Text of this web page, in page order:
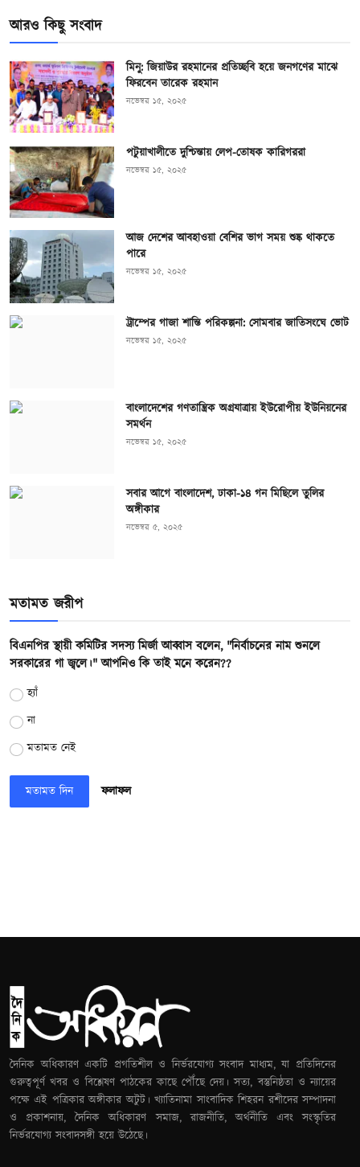
আরও কিছু সংবাদ
মিনু: জিয়াউর রহমানের প্রতিচ্ছবি হয়ে জনগণের মাঝে
ফিরবেন তারেক রহমান
নভেম্বর ১৫, ২০২৫
পটুয়াখালীতে দুশ্চিন্তায় লেপ-তোষক কারিগররা
নভেম্বর ১৫, ২০২৫
আজ দেশের আবহাওয়া বেশির ভাগ সময় শুষ্ক থাকতে
পারে
নভেম্বর ১৫, ২০২৫
ট্রাম্পের গাজা শান্তি পরিকল্পনা: সোমবার জাতিসংঘে ভোট
নভেম্বর ১৫, ২০২৫
বাংলাদেশের গণতান্ত্রিক অগ্রযাত্রায় ইউরোপীয় ইউনিয়নের
সমর্থন
নভেম্বর ১৫, ২০২৫
সবার আগে বাংলাদেশ, ঢাকা-১৪ গন মিছিলে তুলির
অঙ্গীকার
নভেম্বর ৫, ২০২৫
মতামত জরীপ
বিএনপির স্থায়ী কমিটির সদস্য মির্জা আব্বাস বলেন, "নির্বাচনের নাম শুনলে
সরকারের গা জ্বলে।" আপনিও কি তাই মনে করেন??
হ্যাঁ
না
মতামত নেই
মতামত দিন ফলাফল
দৈনিক অধিকারণ একটি প্রগতিশীল ও নির্ভরযোগ্য সংবাদ মাধ্যম, যা প্রতিদিনের
গুরুত্বপূর্ণ খবর ও বিশ্লেষণ পাঠকের কাছে পৌঁছে দেয়। সত্য, বস্তুনিষ্ঠতা ও ন্যায়ের
পক্ষে এই পত্রিকার অঙ্গীকার অটুট। খ্যাতিনামা সাংবাদিক শিহরন রশীদের সম্পাদনা
ও প্রকাশনায়, দৈনিক অধিকারণ সমাজ, রাজনীতি, অর্থনীতি এবং সংস্কৃতির
নির্ভরযোগ্য সংবাদসঙ্গী হয়ে উঠেছে।